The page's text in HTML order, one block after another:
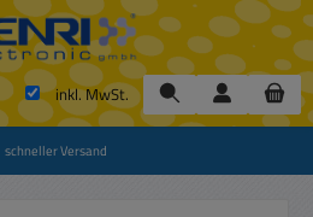
inkl. MwSt.
schneller Versand